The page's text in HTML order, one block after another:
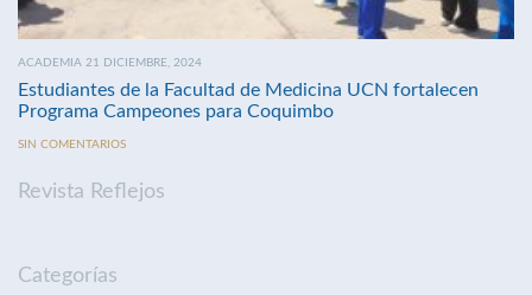
ACADEMIA 21 DICIEMBRE, 2024
Estudiantes de la Facultad de Medicina UCN fortalecen
Programa Campeones para Coquimbo
SIN COMENTARIOS
Revista Reflejos
Categorías